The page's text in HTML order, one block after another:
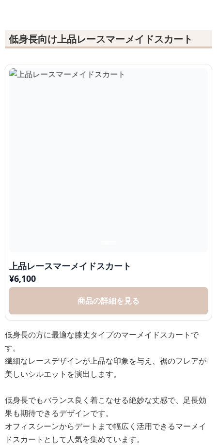
低身長向け上品レースマーメイドスカート
上品レースマーメイドスカート
¥6,100
商品の詳細を見る
低身長の方に最適な膝丈タイプのマーメイドスカートで
す。
繊細なレースデザインが上品な印象を与え、裾のフレアが
美しいシルエットを演出します。
低身長でもバランス良く着こなせる絶妙な丈感で、足長効
果も期待できるデザインです。
オフィスシーンからデートまで幅広く活用できるマーメイ
ドスカートとして人気を集めています。